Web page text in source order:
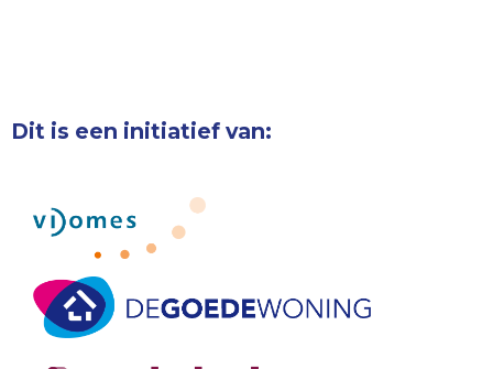
Dit is een initiatief van: